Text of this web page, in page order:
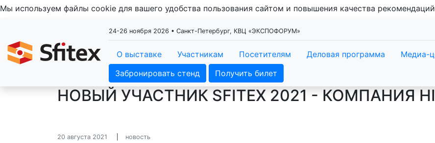
Мы используем файлы cookie для вашего удобства пользования сайтом и повышения качества
24-26 ноября 2026 • Санкт-Петербург, КВЦ «ЭКСПОФОРУМ»
О выставке Участникам Посетителям Деловая программа
Медиа-
Забронировать стенд
Получить билет
НОВЫЙ УЧАСТНИК SFITEX 2021 - КОМПАНИЯ HI-
20 августа 2021 новость